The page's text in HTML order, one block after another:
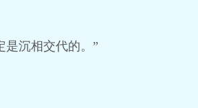
是沉相交代的。”